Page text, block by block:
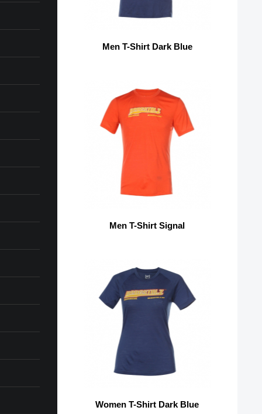
Men T-Shirt Dark Blue
Men T-Shirt Signal
Women T-Shirt Dark Blue